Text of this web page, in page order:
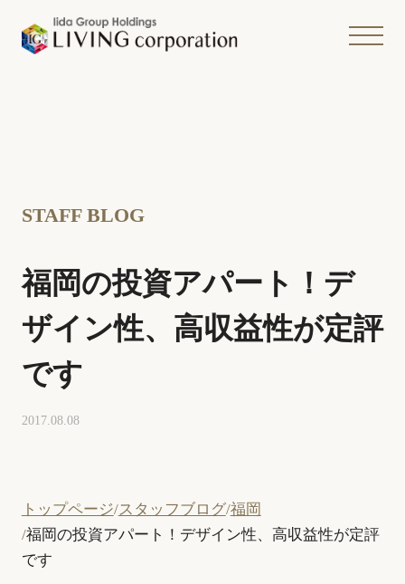
STAFF BLOG
福岡の投資アパート！デ
ザイン性、高収益性が定評
です
2017.08.08
トップページ スタッフブログ 福岡
福岡の投資アパート！デザイン性、高収益性が定評
です